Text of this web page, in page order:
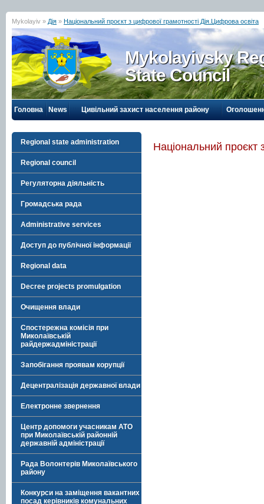
Mykolayiv » Дія » Національний проєкт з цифрової грамотності Дія.Цифрова освіта
Mykolayivsky
State Council
Головна News Цивільний захист населення району
Regional state administration
Regional council
Регуляторна діяльність
Громадська рада
Administrative services
Доступ до публічної інформації
Regional data
Decree projects promulgation
Очищення влади
Спостережна комісія при
Миколаївській
райдержадміністрації
Запобігання проявам корупції
Децентралізація державної влади
Електронне звернення
Центр допомоги учасникам АТО
при Миколаївській районній
державній адміністрації
Рада Волонтерів Миколаївського
району
Конкурси на заміщення вакантних
посад керівників комунальних
Національний проєкт